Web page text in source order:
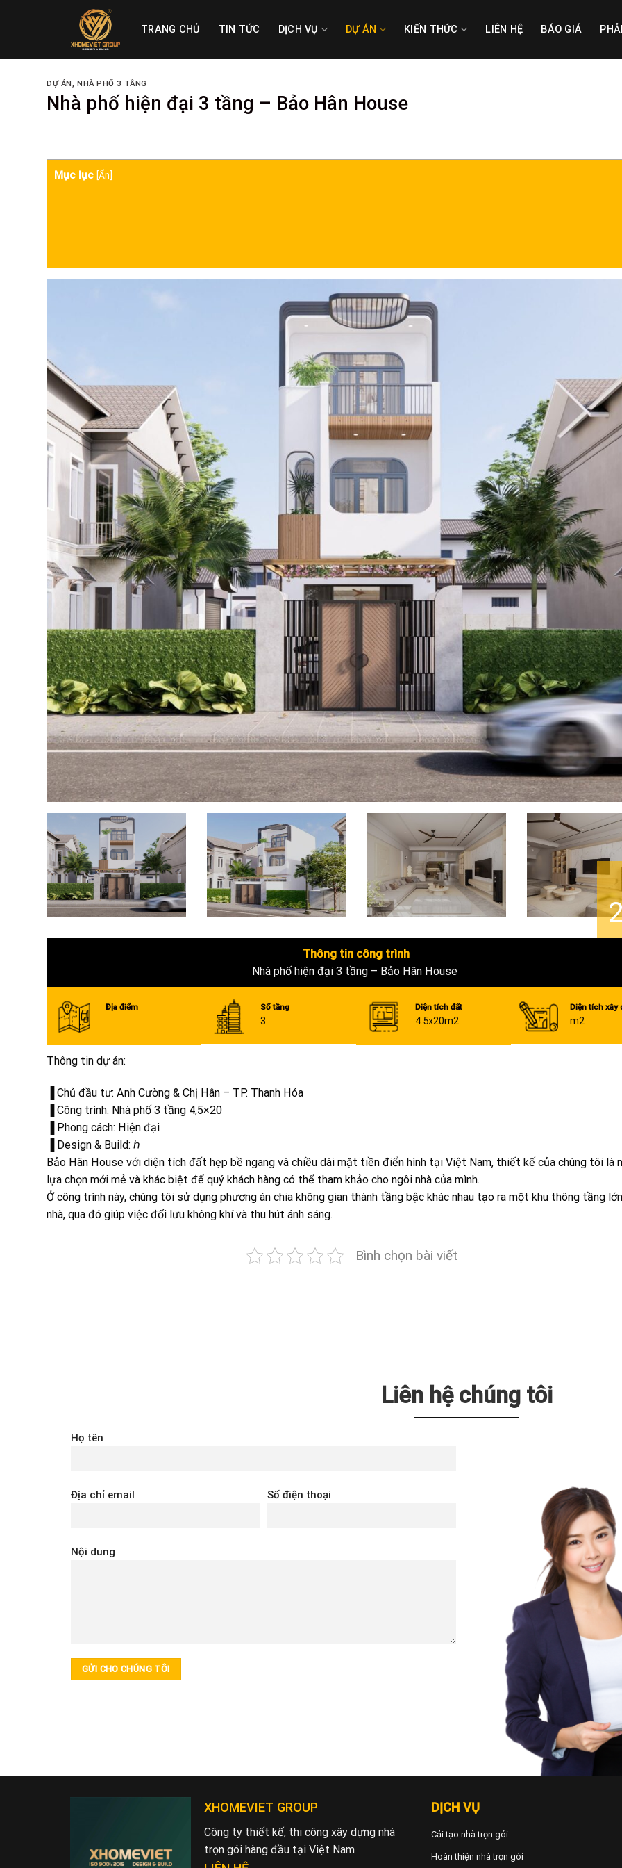
TRANG CHỦ TIN TỨC DỊCH VỤ DỰ ÁN KIẾN THỨC LIÊN HỆ BÁO GIÁ
DỰ ÁN, NHÀ PHỐ 3 TẦNG
Nhà phố hiện đại 3 tầng – Bảo Hân House
Mục lục [Ẩn]
Thông tin công trình
Nhà phố hiện đại 3 tầng – Bảo Hân House
Địa điểm Số tầng
3
Diện tích đất
4.5x20m2
Diện tích xây
m2
Thông tin dự án:
▐ Chủ đầu tư: Anh Cường & Chị Hân – TP. Thanh Hóa
▐ Công trình: Nhà phố 3 tầng 4,5×20
▐ Phong cách: Hiện đại
▐ Design & Build: ℎ
Bảo Hân House với diện tích đất hẹp bề ngang và chiều dài mặt tiền điển hình tại Việt Nam, thiết kế của chúng tôi là
lựa chọn mới mẻ và khác biệt để quý khách hàng có thể tham khảo cho ngôi nhà của mình.
Ở công trình này, chúng tôi sử dụng phương án chia không gian thành tầng bậc khác nhau tạo ra một khu thông tầng
nhà, qua đó giúp việc đối lưu không khí và thu hút ánh sáng.
Bình chọn bài viết
Liên hệ chúng tôi
Họ tên
Địa chỉ email Số điện thoại
Nội dung
XHOMEVIET GROUP
Công ty thiết kế, thi công xây dựng nhà
trọn gói hàng đầu tại Việt Nam
DỊCH VỤ
Cải tạo nhà trọn gói
Hoàn thiện nhà trọn gói